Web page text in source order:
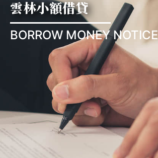
雲林小額借貸
BORROW MONEY NOTICE